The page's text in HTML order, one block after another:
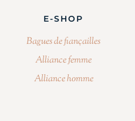
E-SHOP
Bagues de fiançailles
Alliance femme
Alliance homme